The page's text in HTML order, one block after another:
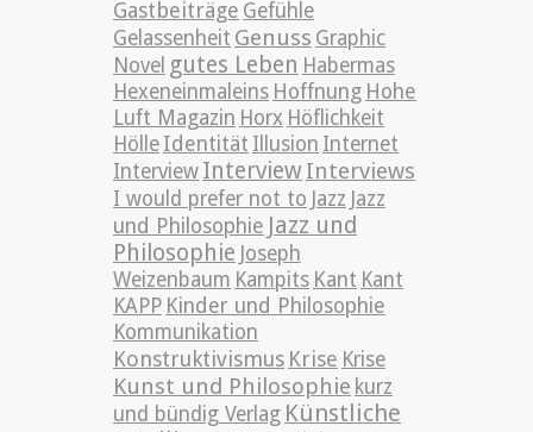
Gastbeiträge Gefühle
Gelassenheit Genuss Graphic
Novel gutes Leben Habermas
Hexeneinmaleins Hoffnung Hohe
Luft Magazin Horx Höflichkeit
Hölle Identität Illusion Internet
Interview InterviewInterviews
I would prefer not to Jazz Jazz
und Philosophie Jazz und
Philosophie Joseph
Weizenbaum Kampits Kant Kant
KAPP Kinder und Philosophie
Kommunikation
Konstruktivismus Krise Krise
Kunst und Philosophie kurz
und bündig Verlag Künstliche